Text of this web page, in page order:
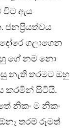
විට ඇය
ගලාගෙන
ගේ නම නො
නැති තරමට ඔහු
කරමින් සිටියි.
නිකං ම නිකං
තරම් රූමත්